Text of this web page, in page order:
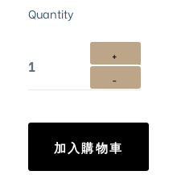
Quantity
加入購物車